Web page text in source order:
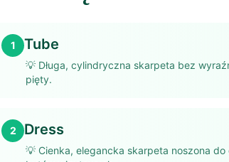
1 Tube
💡 Długa, cylindryczna skarpeta bez
pięty.
2 Dress
💡 Cienka, elegancka skarpeta noszona